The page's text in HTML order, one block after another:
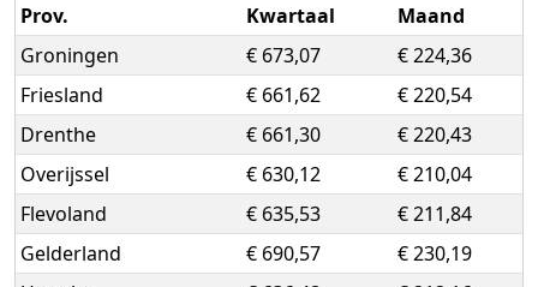
Prov.
Kwartaal
Maand
Groningen
€ 673,07
€ 224,36
Friesland
€ 661,62
€ 220,54
Drenthe
€ 661,30
€ 220,43
Overijssel
€ 630,12
€ 210,04
Flevoland
€ 635,53
€ 211,84
Gelderland
€ 690,57
€ 230,19